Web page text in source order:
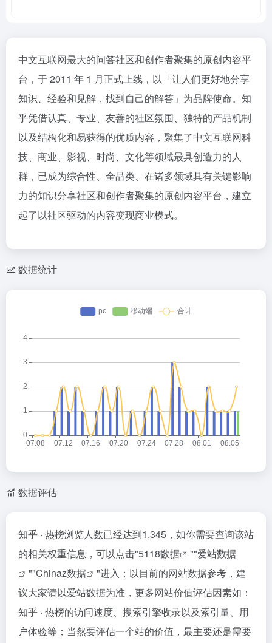
中文互联网最大的问答社区和创作者聚集的原创内容平
台，于 2011 年 1 月正式上线，以「让人们更好地分享
知识、经验和见解，找到自己的解答」为品牌使命。知
乎凭借认真、专业、友善的社区氛围、独特的产品机制
以及结构化和易获得的优质内容，聚集了中文互联网科
技、商业、影视、时尚、文化等领域最具创造力的人
群，已成为综合性、全品类、在诸多领域具有关键影响
力的知识分享社区和创作者聚集的原创内容平台，建立
起了以社区驱动的内容变现商业模式。
数据统计
数据评估
知乎 ‧ 热榜浏览人数已经达到1,345，如你需要查询该站
的相关权重信息，可以点击"5118数据 ""爱站数据
""Chinaz数据
"进入；以目前的网站数据参考，建
议大家请以爱站数据为准，更多网站价值评估因素如：
知乎 ‧ 热榜的访问速度、搜索引擎收录以及索引量、用
户体验等；当然要评估一个站的价值，最主要还是需要